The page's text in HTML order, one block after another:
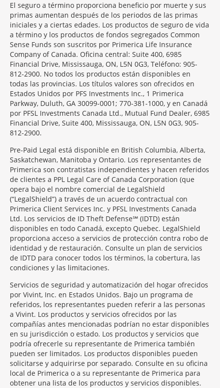
El seguro a término proporciona beneficio por muerte y sus
primas aumentan después de los periodos de las primas
iniciales y a ciertas edades. Los productos de seguro de vida
a término y los productos de fondos segregados Common
Sense Funds son suscritos por Primerica Life Insurance
Company of Canada. Oficina central: Suite 400, 6985
Financial Drive, Mississauga, ON, L5N 0G3, Teléfono: 905-
812-2900. No todos los productos están disponibles en
todas las provincias. Los títulos valores son ofrecidos en
Estados Unidos por PFS Investments Inc., 1 Primerica
Parkway, Duluth, GA 30099-0001; 770-381-1000, y en Canadá
por PFSL Investments Canada Ltd., Mutual Fund Dealer, 6985
Financial Drive, Suite 400, Mississauga, ON, L5N 0G3, 905-
812-2900.
Pre-Paid Legal está disponible en British Columbia, Alberta,
Saskatchewan, Manitoba y Ontario. Los representantes de
Primerica son contratistas independientes y hacen referidos
de clientes a PPL Legal Care of Canada Corporation (que
opera bajo el nombre comercial de LegalShield
(“LegalShield”) a través de un acuerdo contractual con
Primerica Client Services Inc. y PFSL Investments Canada
Ltd. Los servicios de ID Theft Defense℠ (IDTD) están
disponibles en todo Canadá, excepto Quebec. LegalShield
proporciona acceso a servicios de protección contra robo de
identidad y de restauración. Consulte un plan de servicios
de IDTD para conocer todos los términos, la cobertura, las
condiciones y las limitaciones.
Servicios de seguridad y automatización del hogar ofrecidos
por Vivint, Inc. en Estados Unidos. Bajo un programa de
referidos, los representantes pueden referir a las personas
a Vivint. Los productos y servicios ofrecidos por las
compañías antes mencionadas podrían no estar disponibles
en su jurisdicción o estado. Los productos y servicios que
podría ofrecerle su representante de Primerica también
pueden ser limitados. Los productos disponibles pueden
solicitarse y adquirirse por separado. Consulte en su oficina
local de Primerica o a su representante de Primerica para
obtener una lista de los productos y servicios disponibles.